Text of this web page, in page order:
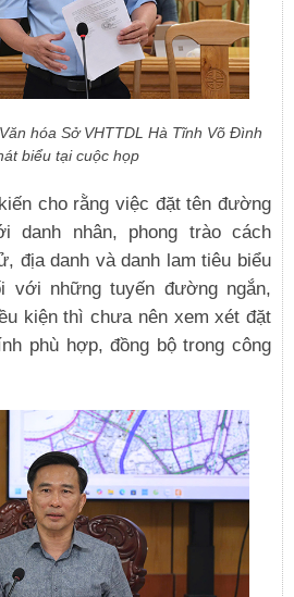
hóa Sở VHTTDL Hà Tĩnh Võ Đình
biểu tại cuộc họp
cho rằng việc đặt tên đường
danh nhân, phong trào cách
địa danh và danh lam tiêu biểu
với những tuyến đường ngắn,
kiện thì chưa nên xem xét đặt
phù hợp, đồng bộ trong công